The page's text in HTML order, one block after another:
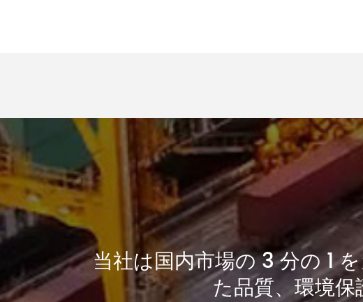
当社は国内市場の 3 分の 1
た品質、環境